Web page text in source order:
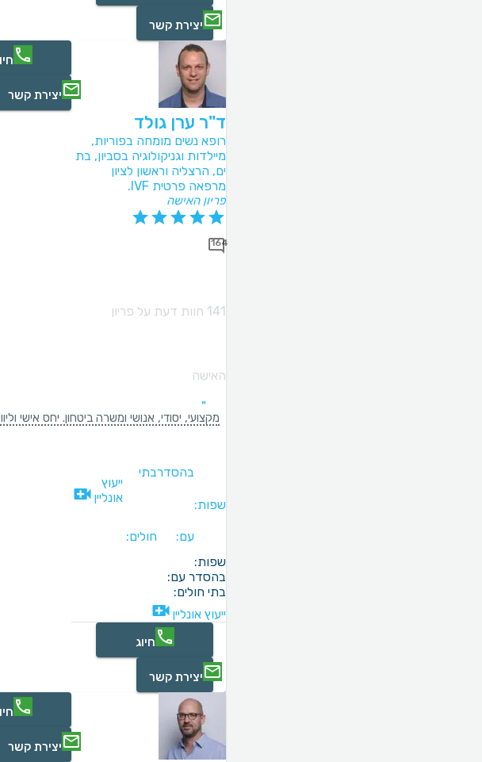
יצירת קשר
ד"ר ערן גולד
רופא נשים מומחה בפוריות,
מיילדות וגניקולוגיה בסביון, בת
ים, הרצליה וראשון לציון
מרפאה פרטית IVF.
פריון האישה
164
141 חוות דעת על פריון
האישה
מקצועי, יסודי, אנושי ומשרה ביטחון. יחס אישי
שפות:
בהסדר
עם:
בתי
חולים:
ייעוץ
אונליין
שפות:
בהסדר עם:
בתי חולים:
ייעוץ אונליין
יצירת קשר
חיוג
יצירת קשר
יצירת קשר